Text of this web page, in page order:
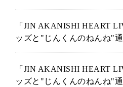
「JIN AKANISHI HEART
ッズと"じんくんのねんね"通
「JIN AKANISHI HEART
ッズと"じんくんのねんね"通